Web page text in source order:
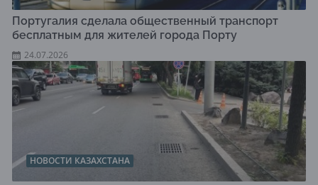
Португалия сделала общественный транспорт
бесплатным для жителей города Порту
24.07.2026
НОВОСТИ КАЗАХСТАНА